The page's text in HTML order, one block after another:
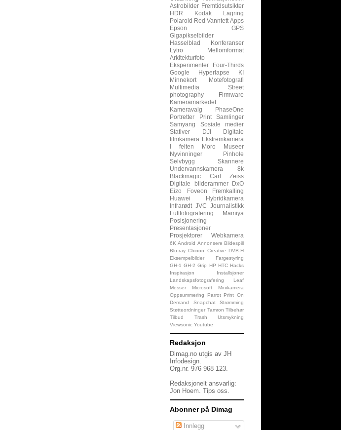
Astrobilder Fremtidsutsikter
HDR
Kodak
Lagring
Polaroid Red Vanntett Apps
Epson
GPS
Gigapikselbilder
Hasselblad
Konferanser
Lytro
Mellomformat
Arkitekturfoto
Eksperimenter
Four-Thirds
Google
Hyperlapse
KI
Minnekort
Motefotografi
Multimedia
Street
photography
Firmware
Kameramarkedet
Kameravalg
PhaseOne
Portretter
Print
Samlinger
Samyang
Sosiale medier
Stativer
DJI
Digitale
filmkamera
Ekstremkamera
I felten
Moro
Museer
Nyvinninger
Pinhole
Selvbygg
Skannere
Undervannskamera
8k
Blackmagic
Carl Zeiss
Digitale bilderammer
DxO
Eizo
Foveon
Fremkalling
Huawei
Hybridkamera
Infrarødt JVC
Journalistikk
Luftfotografering
Mamiya
Posisjonering
Presentasjoner
Prosjektorer
Webkamera
6K Android Annonsere Bildespill
Blu-ray Chinon Creative
DVB-H
Eksempelbilder
Fargestyring
GH-1 GH-2 Grip HP HTC Hacks
Inspirasjon
Installsjoner
Landskapsfotografering
Leaf
Messer
Microsoft
Minikamera
Oppsummering
Parrot
Print On
Demand
Snapchat
Strømming
Støtteordninger Tamron Tilbehør
Tilbud
Trash
Utsmykning
Viewsonic Youtube
Redaksjon
Dimag.no utgis av JH
Infodesign.
Org.nr. 976 968 123.
Redaksjonelt ansvarlig:
Jon Hoem. Tips oss.
Abonner på Dimag
Innlegg